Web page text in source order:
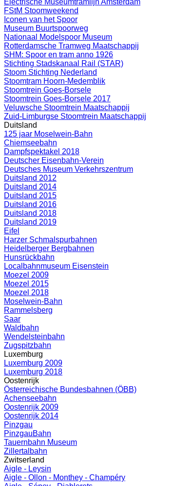
Electrische Museumtramlijn Amsterdam
FStM Stoomweekend
Iconen van het Spoor
Museum Buurtspoorweg
Nationaal Modelspoor Museum
Rotterdamsche Tramweg Maatschappij
SHM: Spoor en tram anno 1926
Stichting Stadskanaal Rail (STAR)
Stoom Stichting Nederland
Stoomtram Hoorn-Medemblik
Stoomtrein Goes-Borsele
Stoomtrein Goes-Borsele 2017
Veluwsche Stoomtrein Maatschappij
Zuid-Limburgse Stoomtrein Maatschappij
Duitsland
125 jaar Moselwein-Bahn
Chiemseebahn
Dampfspektakel 2018
Deutscher Eisenbahn-Verein
Deutsches Museum Verkehrszentrum
Duitsland 2012
Duitsland 2014
Duitsland 2015
Duitsland 2016
Duitsland 2018
Duitsland 2019
Eifel
Harzer Schmalspurbahnen
Heidelberger Bergbahnen
Hunsrückbahn
Localbahnmuseum Eisenstein
Moezel 2009
Moezel 2015
Moezel 2018
Moselwein-Bahn
Rammelsberg
Saar
Waldbahn
Wendelsteinbahn
Zugspitzbahn
Luxemburg
Luxemburg 2009
Luxemburg 2018
Oostenrijk
Österreichische Bundesbahnen (ÖBB)
Achenseebahn
Oostenrijk 2009
Oostenrijk 2014
Pinzgau
PinzgauBahn
Tauernbahn Museum
Zillertalbahn
Zwitserland
Aigle - Leysin
Aigle - Ollon - Monthey - Champéry